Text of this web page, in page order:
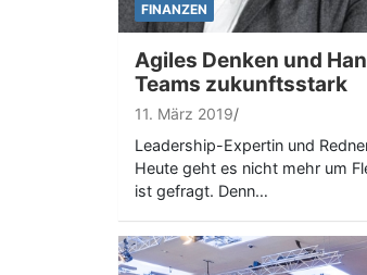
FINANZEN
Agiles Denken und
Teams zukunftsstark
11. März 2019
Leadership-Expertin und
Heute geht es nicht mehr um
ist gefragt. Denn…